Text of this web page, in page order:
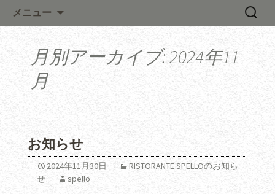
メニュー
検
月別アーカイブ: 2024年11
月
お知らせ
2024年11月30日
RISTORANTE SPELLOのお知ら
せ
spello